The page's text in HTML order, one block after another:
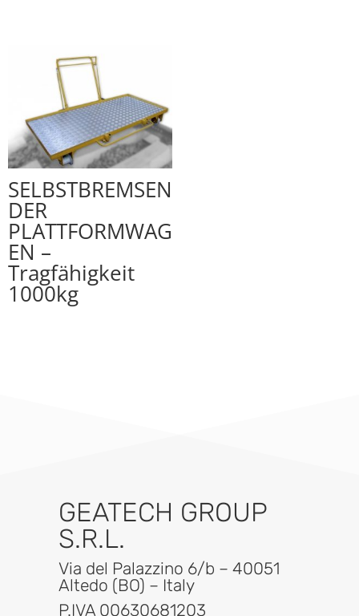
SELBSTBREMSEN
DER
PLATTFORMWAG
EN –
Tragfähigkeit
1000kg
GEATECH GROUP
S.R.L.
Via del Palazzino 6/b – 40051
Altedo (BO) – Italy
P.IVA 00630681203